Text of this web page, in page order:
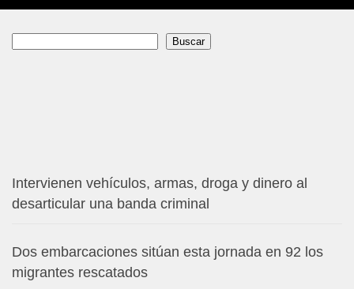
Buscar
Intervienen vehículos, armas, droga y dinero al
desarticular una banda criminal
Dos embarcaciones sitúan esta jornada en 92 los
migrantes rescatados